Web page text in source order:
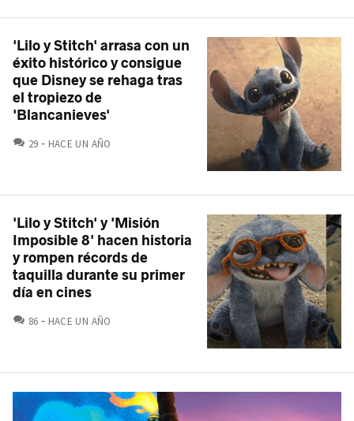
'Lilo y Stitch' arrasa con un
éxito histórico y consigue
que Disney se rehaga tras
el tropiezo de
'Blancanieves'
29 COMENTARIOS
HACE UN AÑO
'Lilo y Stitch' y 'Misión
Imposible 8' hacen historia
y rompen récords de
taquilla durante su primer
día en cines
86 COMENTARIOS
HACE UN AÑO